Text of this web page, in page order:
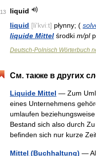
13
liquid
liquid [li'kviːt] płynny; (
liquide Mittel środki m/pl
Deutsch-Polnisch Wörterbuch
См. также в других
Liquide Mittel — Zum
eines Unternehmens
umlaufen
Bestand sich also durch
befinden sich nur kurze
Mittel (Buchhaltung) —